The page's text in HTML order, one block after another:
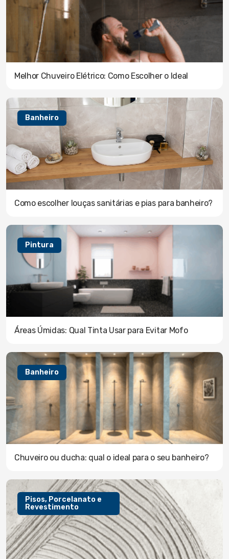
Melhor Chuveiro Elétrico: Como Escolher o Ideal
Banheiro
Como escolher louças sanitárias e pias para banheiro?
Pintura
Áreas Úmidas: Qual Tinta Usar para Evitar Mofo
Banheiro
Chuveiro ou ducha: qual o ideal para o seu banheiro?
Pisos, Porcelanato e
Revestimento